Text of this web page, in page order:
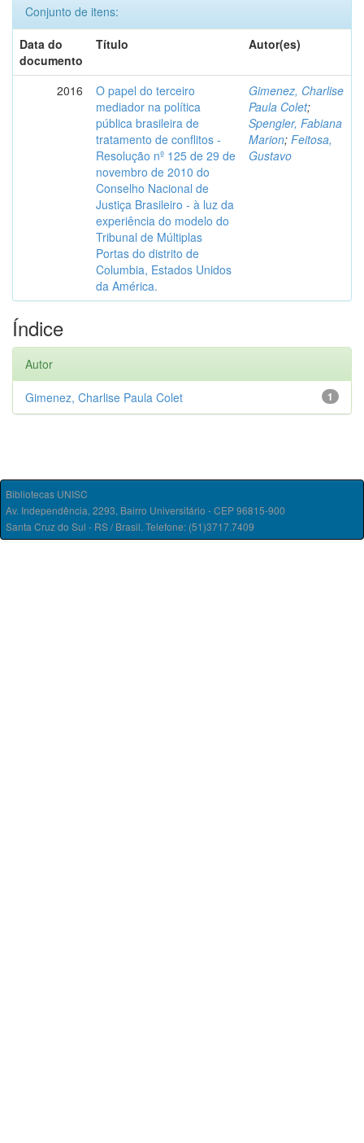
Conjunto de itens:
Data do
documento
Título Autor(es)
2016
O papel do terceiro
mediador na política
pública brasileira de
tratamento de conflitos -
Resolução nº 125 de 29 de
novembro de 2010 do
Conselho Nacional de
Justiça Brasileiro - à luz da
experiência do modelo do
Tribunal de Múltiplas
Portas do distrito de
Columbia, Estados Unidos
da América.
Gimenez, Charlise
Paula Colet;
Spengler, Fabiana
Marion; Feitosa,
Gustavo
Índice
Autor
1
Gimenez, Charlise Paula Colet
Bibliotecas UNISC
Av. Independência, 2293, Bairro Universitário - CEP 96815-900
Santa Cruz do Sul - RS / Brasil. Telefone: (51)3717.7409